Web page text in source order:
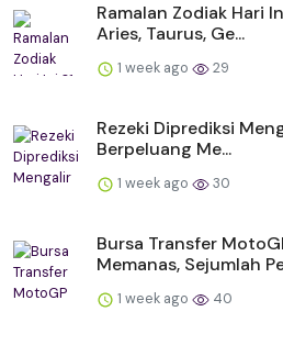
Ramalan Zodiak Hari
Aries, Taurus, Ge...
1 week ago 29
Rezeki Diprediksi
Berpeluang Me...
1 week ago 30
Bursa Transfer
Memanas, Sejumlah
1 week ago 40